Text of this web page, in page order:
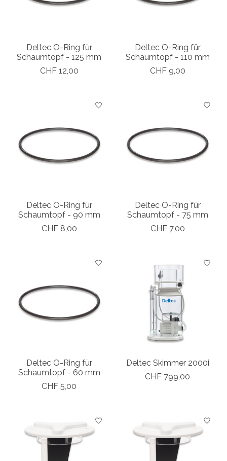
Deltec O-Ring für
Schaumtopf - 125 mm
CHF 12,00
Deltec O-Ring für
Schaumtopf - 110 mm
CHF 9,00
Deltec O-Ring für
Schaumtopf - 90 mm
CHF 8,00
Deltec O-Ring für
Schaumtopf - 75 mm
CHF 7,00
Deltec O-Ring für
Schaumtopf - 60 mm
CHF 5,00
Deltec Skimmer 2000i
CHF 799,00